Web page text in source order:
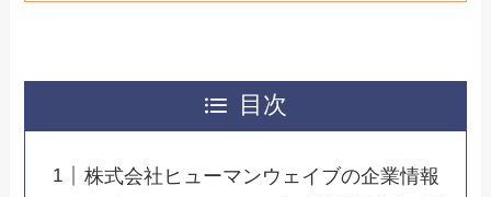
目次
株式会社ヒューマンウェイブの企業情報